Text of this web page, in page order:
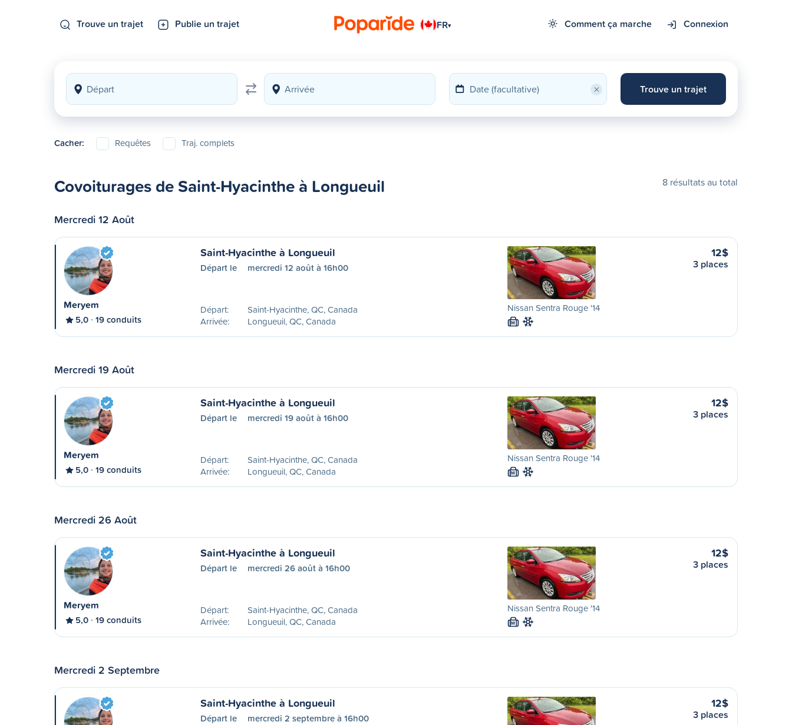
Trouve un trajet Publie un trajet FR▾ Comment ça marche Connexion
× Trouve un trajet
Cacher: Requêtes Traj. complets
Covoiturages de Saint-Hyacinthe à Longueuil 8 résultats au total
Mercredi 12 Août
Meryem
5,0 19 conduits
Saint-Hyacinthe à Longueuil
Départ le mercredi 12 août à 16h00
Départ:
Saint-Hyacinthe, QC, Canada
Arrivée:
Longueuil, QC, Canada
Nissan Sentra Rouge '14
M
12$
3 places
Mercredi 19 Août
Meryem
5,0 19 conduits
Saint-Hyacinthe à Longueuil
Départ le mercredi 19 août à 16h00
Départ:
Saint-Hyacinthe, QC, Canada
Arrivée:
Longueuil, QC, Canada
Nissan Sentra Rouge '14
M
12$
3 places
Mercredi 26 Août
Meryem
5,0 19 conduits
Saint-Hyacinthe à Longueuil
Départ le mercredi 26 août à 16h00
Départ:
Saint-Hyacinthe, QC, Canada
Arrivée:
Longueuil, QC, Canada
Nissan Sentra Rouge '14
M
12$
3 places
Mercredi 2 Septembre
Saint-Hyacinthe à Longueuil
Départ le mercredi 2 septembre à 16h00
12$
3 places